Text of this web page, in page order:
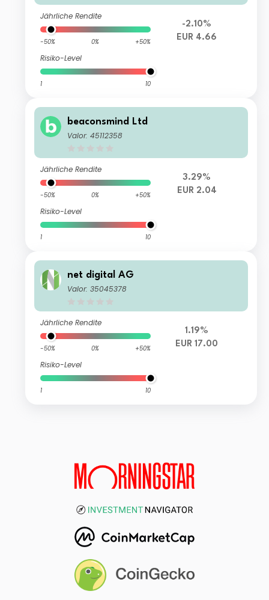
Jährliche Rendite
-50% 0% +50%
Risiko-Level
1 10
-2.10%
EUR 4.66
beaconsmind Ltd
Valor: 45112358
Jährliche Rendite
-50% 0% +50%
Risiko-Level
1 10
3.29%
EUR 2.04
net digital AG
Valor: 35045378
Jährliche Rendite
-50% 0% +50%
Risiko-Level
1 10
1.19%
EUR 17.00